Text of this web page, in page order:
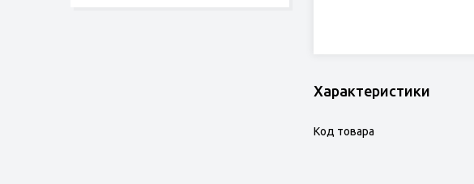
Характеристики
Код товара